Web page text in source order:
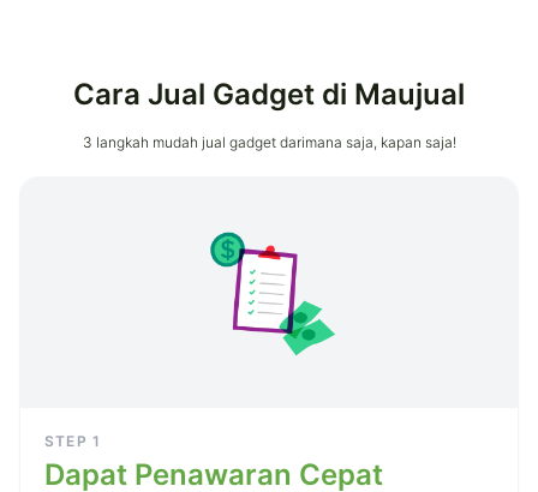
Cara Jual Gadget di Maujual
3 langkah mudah jual gadget darimana saja, kapan saja!
STEP 1
Dapat Penawaran Cepat